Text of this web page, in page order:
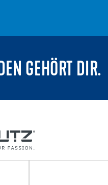
GEHÖRT DIR.